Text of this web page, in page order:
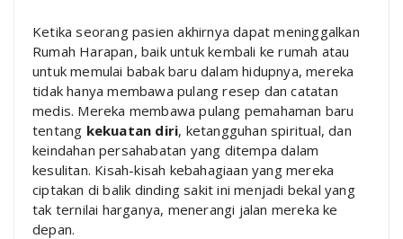
Ketika seorang pasien akhirnya dapat meninggalkan
Rumah Harapan, baik untuk kembali ke rumah atau
untuk memulai babak baru dalam hidupnya, mereka
tidak hanya membawa pulang resep dan catatan
medis. Mereka membawa pulang pemahaman baru
tentang kekuatan diri, ketangguhan spiritual, dan
keindahan persahabatan yang ditempa dalam
kesulitan. Kisah-kisah kebahagiaan yang mereka
ciptakan di balik dinding sakit ini menjadi bekal yang
tak ternilai harganya, menerangi jalan mereka ke
depan.